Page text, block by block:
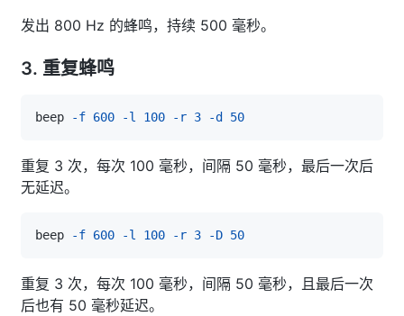
发出 800 Hz 的蜂鸣，持续 500 毫秒。
3. 重复蜂鸣
beep -f 600 -l 100 -r 3 -d 50
重复 3 次，每次 100 毫秒，间隔 50 毫秒，最后一次后
无延迟。
beep -f 600 -l 100 -r 3 -D 50
重复 3 次，每次 100 毫秒，间隔 50 毫秒，且最后一次
后也有 50 毫秒延迟。